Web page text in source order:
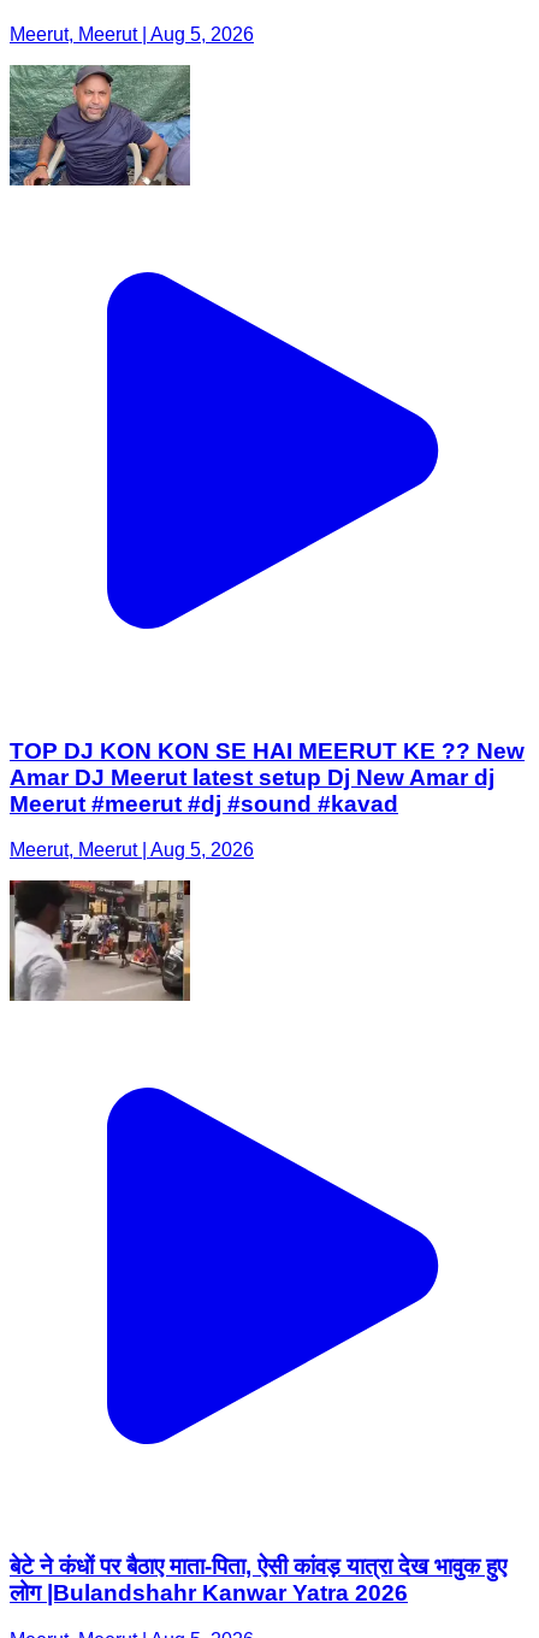
Meerut, Meerut | Aug 5, 2026
TOP DJ KON KON SE HAI MEERUT KE ?? New
Amar DJ Meerut latest setup Dj New Amar dj
Meerut #meerut #dj #sound #kavad
Meerut, Meerut | Aug 5, 2026
बेटे ने कंधों पर बैठाए माता-पिता, ऐसी कांवड़ यात्रा देख भावुक हुए
लोग |Bulandshahr Kanwar Yatra 2026